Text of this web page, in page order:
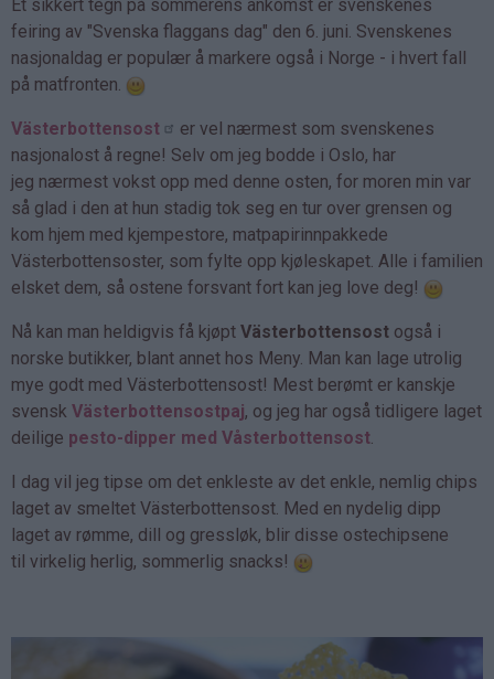
Et sikkert tegn på sommerens ankomst er svenskenes
feiring av "Svenska flaggans dag" den 6. juni. Svenskenes
nasjonaldag er populær å markere også i Norge - i hvert fall
på matfronten.
Västerbottensost
er vel nærmest som svenskenes
nasjonalost å regne! Selv om jeg bodde i Oslo, har
jeg nærmest vokst opp med denne osten, for moren min var
så glad i den at hun stadig tok seg en tur over grensen og
kom hjem med kjempestore, matpapirinnpakkede
Västerbottensoster, som fylte opp kjøleskapet. Alle i familien
elsket dem, så ostene forsvant fort kan jeg love deg!
Nå kan man heldigvis få kjøpt Västerbottensost også i
norske butikker, blant annet hos Meny. Man kan lage utrolig
mye godt med Västerbottensost! Mest berømt er kanskje
svensk Västerbottensostpaj, og jeg har også tidligere laget
deilige pesto-dipper med Våsterbottensost.
I dag vil jeg tipse om det enkleste av det enkle, nemlig chips
laget av smeltet Västerbottensost. Med en nydelig dipp
laget av rømme, dill og gressløk, blir disse ostechipsene
til virkelig herlig, sommerlig snacks!